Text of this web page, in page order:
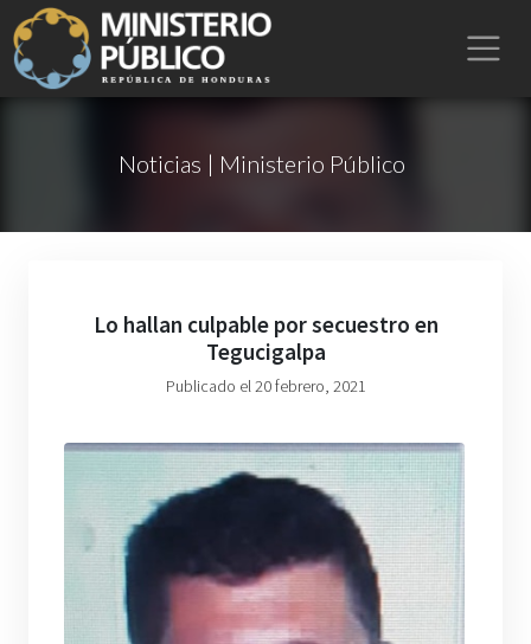
Noticias | Ministerio Público
Lo hallan culpable por secuestro en
Tegucigalpa
Publicado el 20 febrero, 2021